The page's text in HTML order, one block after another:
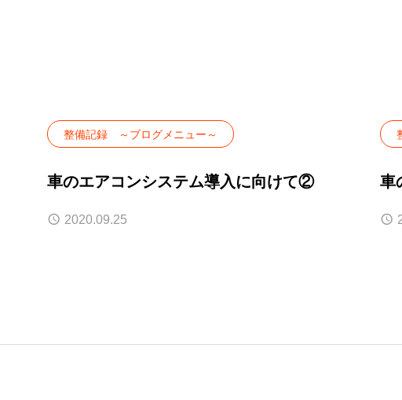
整備記録 ～ブログメニュー～
車のエアコンシステム導入に向けて②
2020.09.25
車